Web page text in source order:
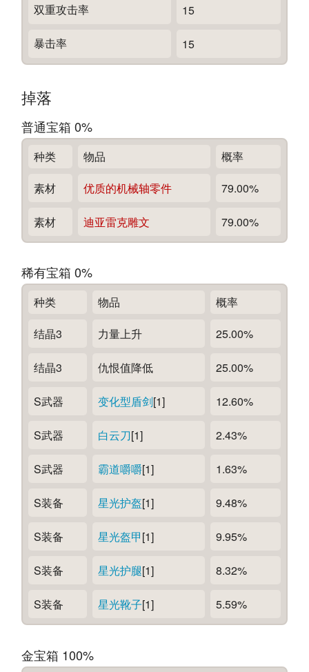
双重攻击率 15
暴击率 15
掉落
普通宝箱 0%
种类 物品
概率
素材
优质的机械轴零件 79.00%
素材 迪亚雷克雕文 79.00%
稀有宝箱 0%
种类 物品
概率
结晶3
力量上升 25.00%
结晶3 仇恨值降低 25.00%
S武器 变化型盾剑[1] 12.60%
S武器 白云刀[1] 2.43%
S武器 霸道嚼嚼[1] 1.63%
S装备 星光护盔[1] 9.48%
S装备 星光盔甲[1] 9.95%
S装备 星光护腿[1] 8.32%
S装备 星光靴子[1] 5.59%
金宝箱 100%